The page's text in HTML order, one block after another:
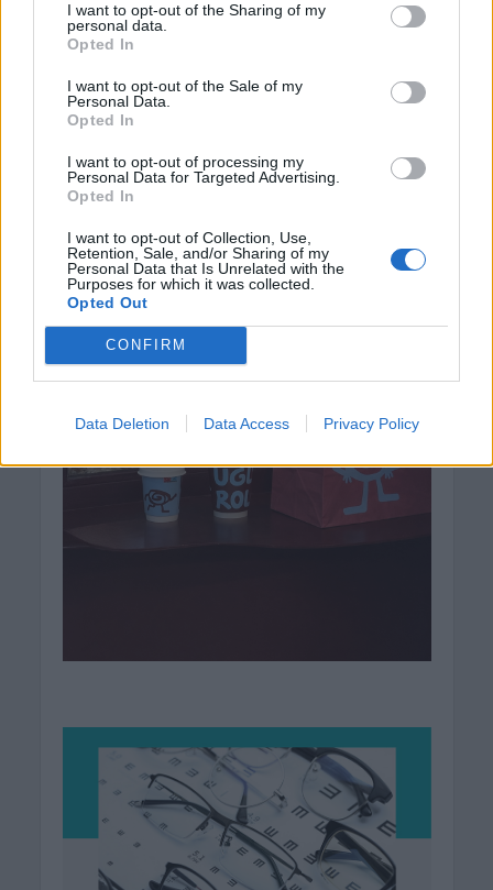
I want to opt-out of the Sharing of my
personal data.
Opted In
I want to opt-out of the Sale of my
Personal Data.
Opted In
I want to opt-out of processing my
Personal Data for Targeted Advertising.
Opted In
I want to opt-out of Collection, Use,
Retention, Sale, and/or Sharing of my
Personal Data that Is Unrelated with the
Purposes for which it was collected.
Opted Out
CONFIRM
Data Deletion Data Access Privacy Policy